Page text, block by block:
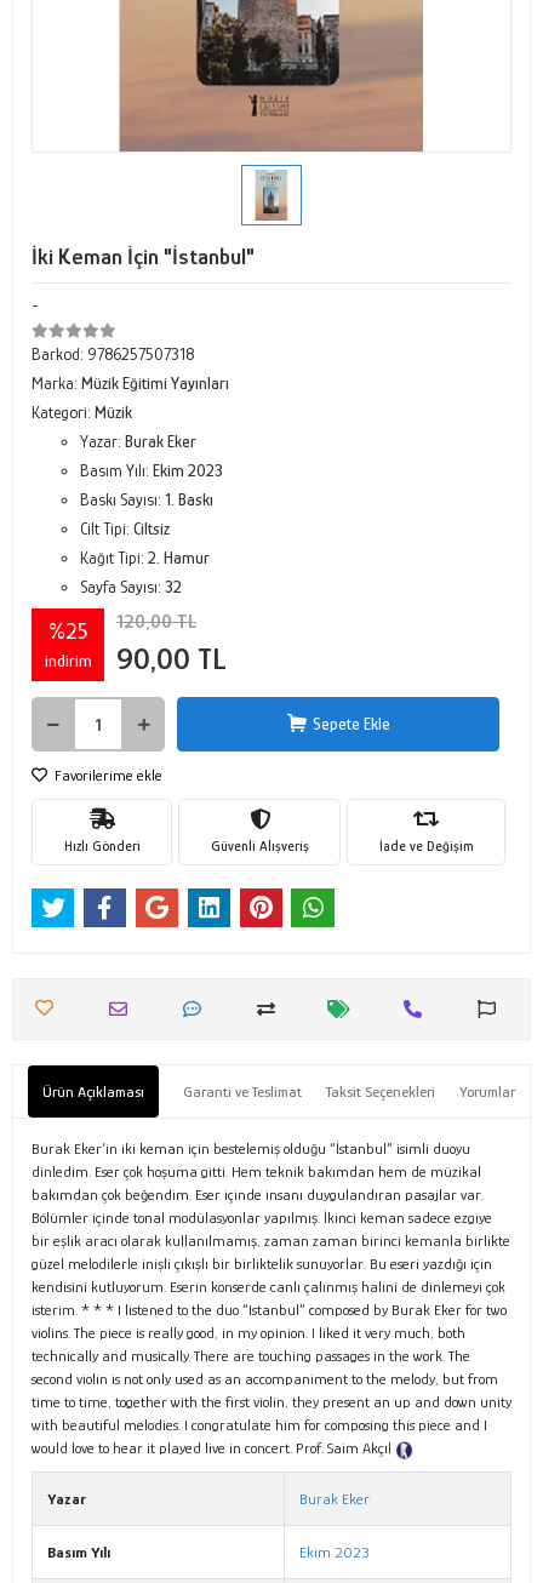
İki Keman İçin "İstanbul"
-
Barkod: 9786257507318
Marka: Müzik Eğitimi Yayınları
Kategori: Müzik
Yazar: Burak Eker
Basım Yılı: Ekim 2023
Baskı Sayısı: 1. Baskı
Cilt Tipi: Ciltsiz
Kağıt Tipi: 2. Hamur
Sayfa Sayısı: 32
%25
indirim
120,00 TL
90,00 TL
Sepete Ekle
Favorilerime ekle
Hızlı Gönderi Güvenli Alışveriş İade ve Değişim
Ürün Açıklaması Garanti ve Teslimat Taksit Seçenekleri Yorumlar
Burak Eker’in iki keman için bestelemiş olduğu “İstanbul” isimli duoyu
dinledim. Eser çok hoşuma gitti. Hem teknik bakımdan hem de müzikal
bakımdan çok beğendim. Eser içinde insanı duygulandıran pasajlar var.
Bölümler içinde tonal modülasyonlar yapılmış. İkinci keman sadece ezgiye
bir eşlik aracı olarak kullanılmamış, zaman zaman birinci kemanla birlikte
güzel melodilerle inişli çıkışlı bir birliktelik sunuyorlar. Bu eseri yazdığı için
kendisini kutluyorum. Eserin konserde canlı çalınmış halini de dinlemeyi çok
isterim. * * * I listened to the duo “Istanbul” composed by Burak Eker for two
violins. The piece is really good, in my opinion. I liked it very much, both
technically and musically. There are touching passages in the work. The
second violin is not only used as an accompaniment to the melody, but from
time to time, together with the first violin, they present an up and down unity
with beautiful melodies. I congratulate him for composing this piece and I
would love to hear it played live in concert. Prof. Saim Akçıl
Yazar Burak Eker
Basım Yılı Ekim 2023